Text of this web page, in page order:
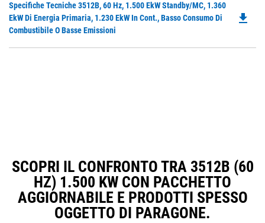
Specifiche Tecniche 3512B, 60 Hz, 1.500 EkW Standby/MC, 1.360
EkW Di Energia Primaria, 1.230 EkW In Cont., Basso Consumo Di
Combustibile O Basse Emissioni
file_download
SCOPRI IL CONFRONTO TRA 3512B (60
HZ) 1.500 KW CON PACCHETTO
AGGIORNABILE E PRODOTTI SPESSO
OGGETTO DI PARAGONE.